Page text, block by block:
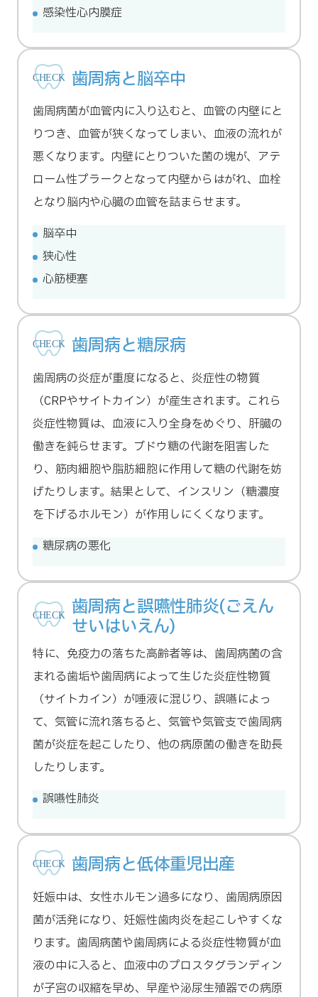
感染性心内膜症
歯周病と脳卒中
歯周病菌が血管内に入り込むと、血管の内壁にと
りつき、血管が狭くなってしまい、血液の流れが
悪くなります。内壁にとりついた菌の塊が、アテ
ローム性プラークとなって内壁からはがれ、血栓
となり脳内や心臓の血管を詰まらせます。
脳卒中
狭心性
心筋梗塞
歯周病と糖尿病
歯周病の炎症が重度になると、炎症性の物質
（CRPやサイトカイン）が産生されます。これら
炎症性物質は、血液に入り全身をめぐり、肝臓の
働きを鈍らせます。ブドウ糖の代謝を阻害した
り、筋肉細胞や脂肪細胞に作用して糖の代謝を妨
げたりします。結果として、インスリン（糖濃度
を下げるホルモン）が作用しにくくなります。
糖尿病の悪化
歯周病と誤嚥性肺炎(ごえん
せいはいえん)
特に、免疫力の落ちた高齢者等は、歯周病菌の含
まれる歯垢や歯周病によって生じた炎症性物質
（サイトカイン）が唾液に混じり、誤嚥によっ
て、気管に流れ落ちると、気管や気管支で歯周病
菌が炎症を起こしたり、他の病原菌の働きを助長
したりします。
誤嚥性肺炎
歯周病と低体重児出産
妊娠中は、女性ホルモン過多になり、歯周病原因
菌が活発になり、妊娠性歯肉炎を起こしやすくな
ります。歯周病菌や歯周病による炎症性物質が血
液の中に入ると、血液中のプロスタグランディン
が子宮の収縮を早め、早産や泌尿生殖器での病原